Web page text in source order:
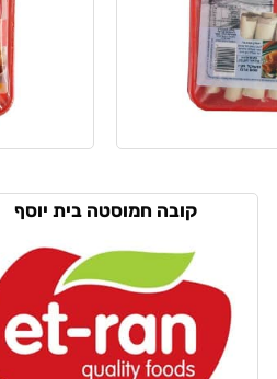
קובה חמוסטה בית יוסף